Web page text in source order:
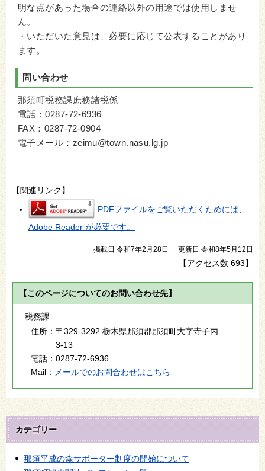
明な点があった場合の連絡以外の用途では使用しませ
ん。
・いただいた意見は、必要に応じて公表することがあり
ます。
問い合わせ
那須町税務課庶務諸税係
電話：0287-72-6936
FAX：0287-72-0904
電子メール：zeimu@town.nasu.lg.jp
【関連リンク】
PDFファイルをご覧いただくためには、
Adobe Reader が必要です。
掲載日 令和7年2月28日 更新日 令和8年5月12日
【アクセス数 693】
【このページについてのお問い合わせ先】
税務課
住所： 〒329-3292 栃木県那須郡那須町大字寺子丙
3-13
電話： 0287-72-6936
Mail： メールでのお問合わせはこちら
カテゴリー
那須平成の森サポーター制度の開始について